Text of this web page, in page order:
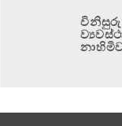
විනිසුරු